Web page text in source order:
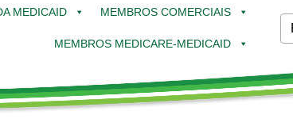
MEDICAID MEMBROS COMERCIAIS
MEMBROS MEDICARE-MEDICAID